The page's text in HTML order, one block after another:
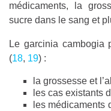
médicaments, la
sucre dans le sang et
Le garcinia cambogia
(18, 19) :
la grossesse et
les cas existants
les médicaments